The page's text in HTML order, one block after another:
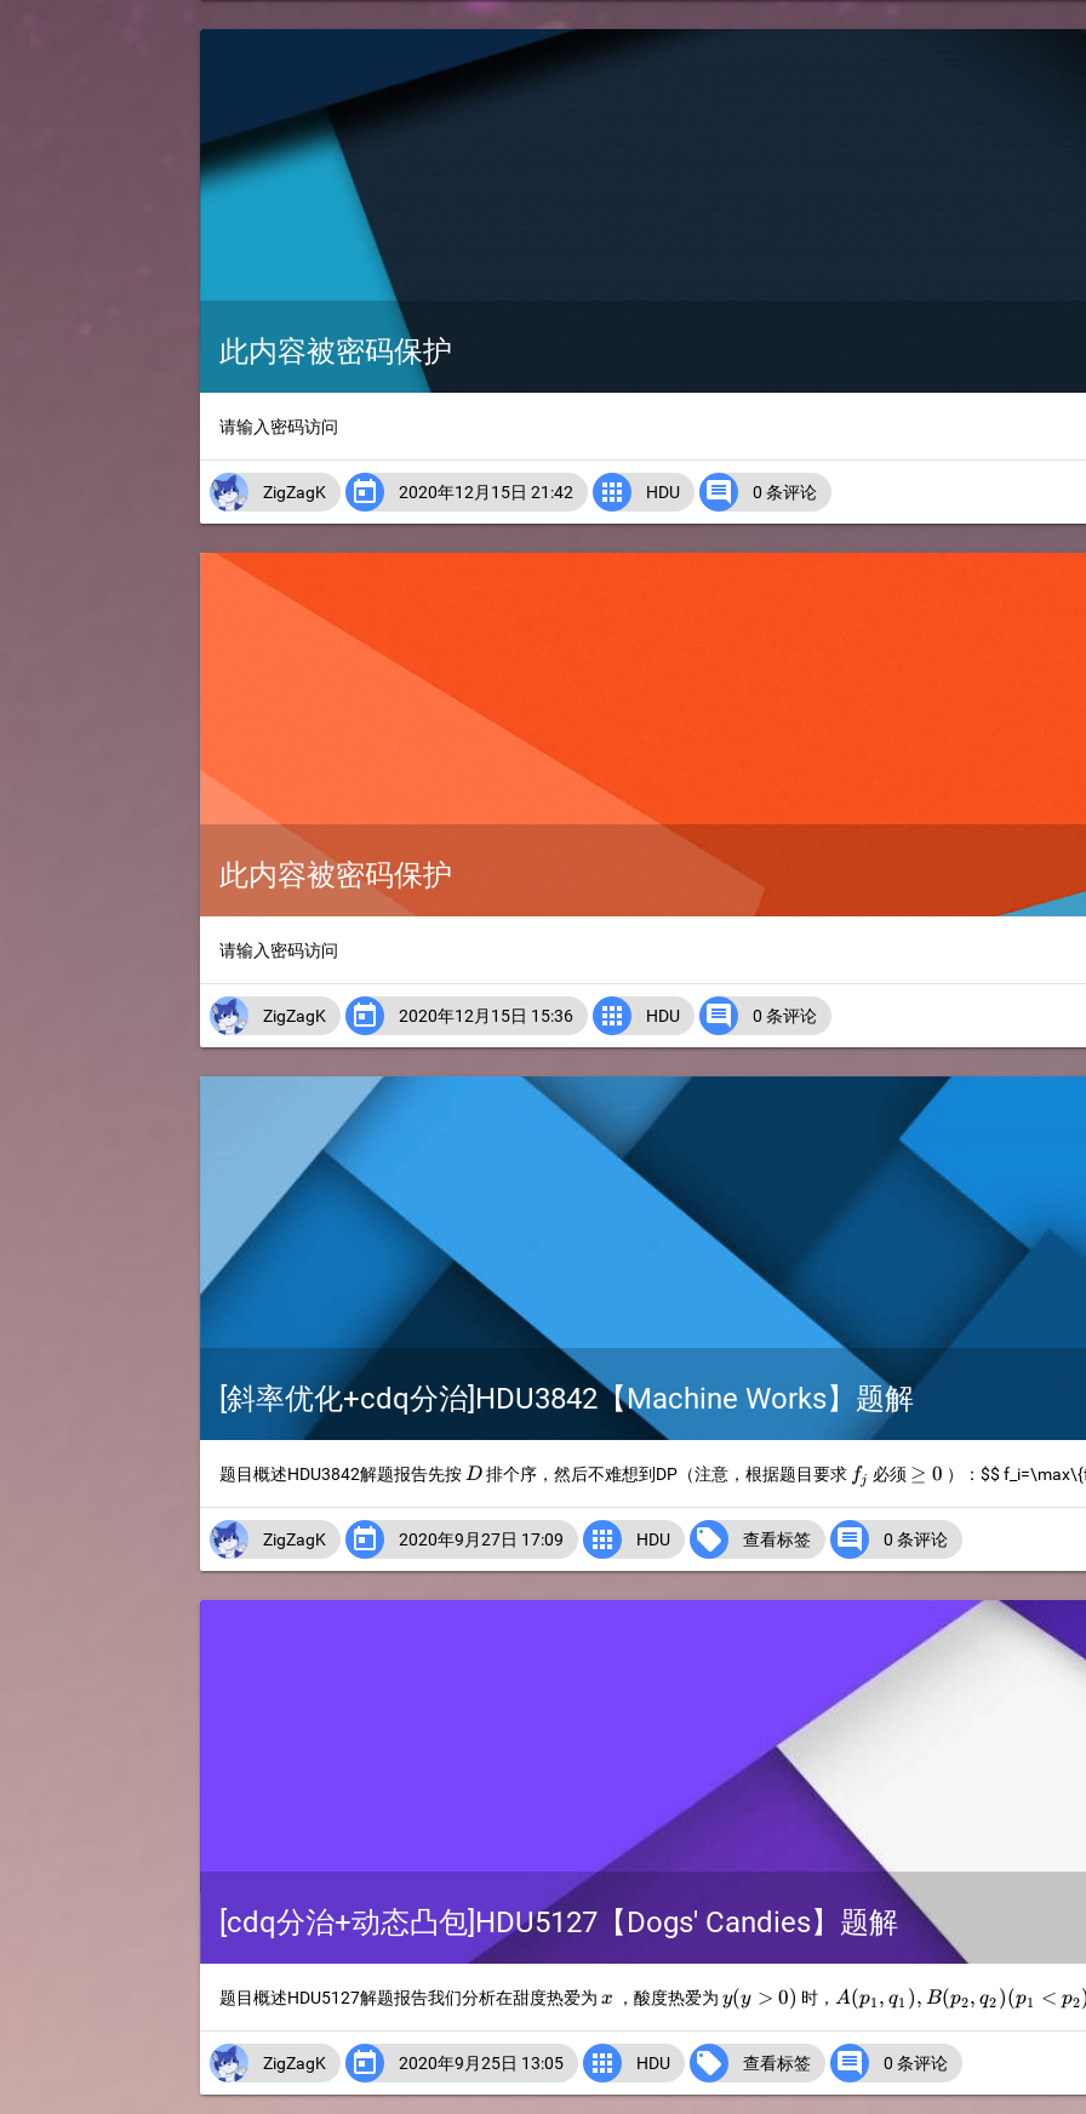
此内容被密码保护
请输入密码访问
ZigZagK  2020年12月15日 21:42  HDU  0 条评论
此内容被密码保护
请输入密码访问
ZigZagK  2020年12月15日 15:36  HDU  0 条评论
[斜率优化+cdq分治]HDU3842【Machine Works】题解
题目概述HDU3842解题报告先按 D
D 排个序，然后不难想到DP（注意，根据题目要求 f_j
fj 必须 \ge
≥ 0 ）： $$
ZigZagK  2020年9月27日 17:09  HDU  查看标签  0 条评论
[cdq分治+动态凸包]HDU5127【Dogs' Candies】题解
题目概述HDU5127解题报告我们分析在甜度热爱为 x
x ，酸度热爱为 y(y>0)
y(y > 0) 时， A(p_1,q_1),B(p_2,q_2)
A(p1 , q1 ), B(p2, q2 )(p1 < p2
ZigZagK  2020年9月25日 13:05  HDU  查看标签  0 条评论